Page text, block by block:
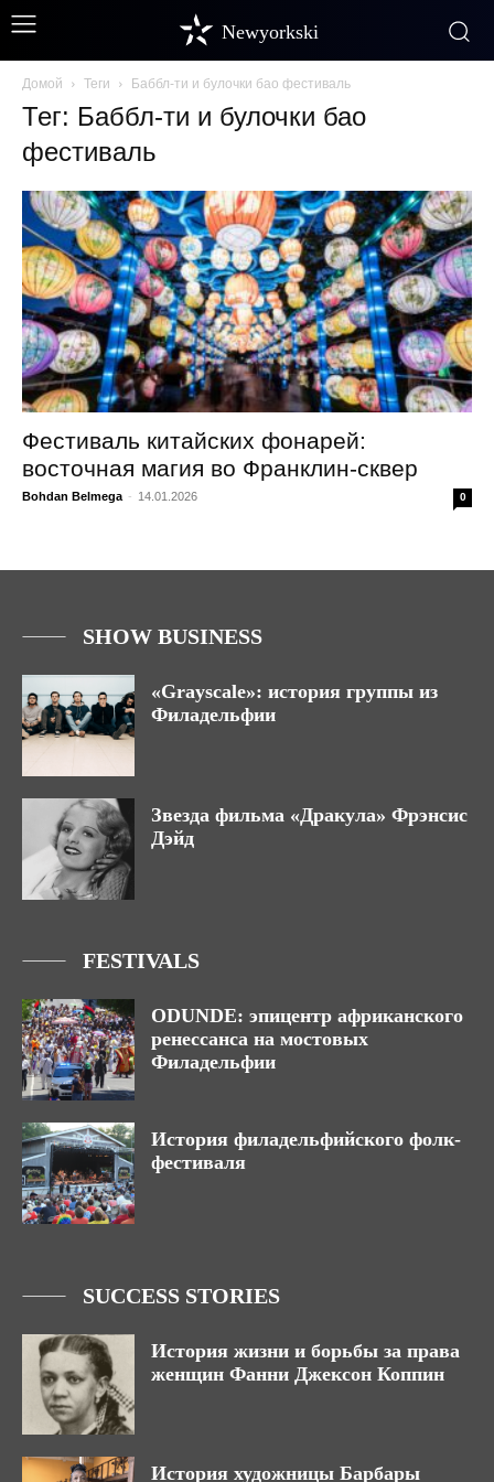
Newyorkski
Домой Теги Баббл-ти и булочки бао фестиваль
Тег: Баббл-ти и булочки бао
фестиваль
Фестиваль китайских фонарей:
восточная магия во Франклин-сквер
Bohdan Belmega - 14.01.2026 0
SHOW BUSINESS
«Grayscale»: история группы из
Филадельфии
Звезда фильма «Дракула» Фрэнсис
Дэйд
FESTIVALS
ODUNDE: эпицентр африканского
ренессанса на мостовых
Филадельфии
История филадельфийского фолк-
фестиваля
SUCCESS STORIES
История жизни и борьбы за права
женщин Фанни Джексон Коппин
История художницы Барбары